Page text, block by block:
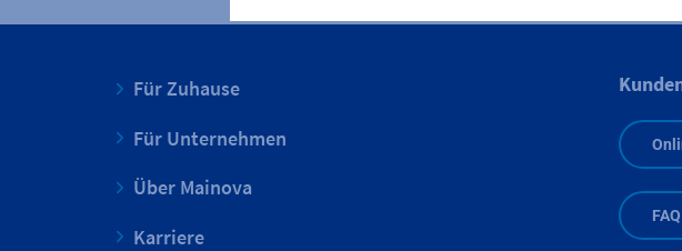
Für Zuhause
Für Unternehmen
Über Mainova
Karriere